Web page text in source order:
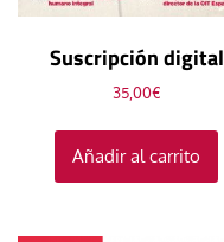
Suscripción digital
35,00€
Añadir al carrito